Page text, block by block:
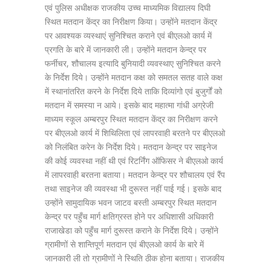
एवं पुलिस अधीक्षक राजकीय उच्च माध्यमिक विद्यालय दिघी
स्थित मतदान केंद्र का निरीक्षण किया। उन्होंने मतदान केंद्र
पर आवश्यक व्यस्थाएं सुनिश्चित कराने एवं बीएलओ कार्य में
प्रगति के बारे में जानकारी ली। उन्होंने मतदान केन्द्र पर
फर्नीचर, शौचालय इत्यादि बुनियादी व्यवस्थाए सुनिश्चित करने
के निर्देश दिये। उन्होंने मतदान कक्ष को समतल सतह वाले कक्ष
में स्थानांतरित करने के निर्देश दिये ताकि दिव्यांगो एवं बुजुर्गों को
मतदान में समस्या न आये। इसके बाद महात्मा गांधी अग्रेजी
माध्यम स्कूल अम्बरपुर स्थित मतदान केंद्र का निरीक्षण करने
पर बीएलओ कार्य में शिथिलिता एवं लापरवाही बरतने पर बीएलओ
को निलंबित करेन के निर्देश दिये। मतदान केन्द्र पर साइनेज
की कोई व्यवस्था नहीं थी एवं रिटर्निंग ऑफिसर ने बीएलओ कार्य
में लापरवाही बरतना बताया। मतदान केन्द्र पर शौचालय एवं रैंप
तथा साइनेज की व्यवस्था भी दुरूस्त नहीं पाई गई। इसके बाद
उन्होंने सामुदायिक भवन जाटव बस्ती अम्बरपुर स्थित मतदान
केन्द्र पर पहुँच मार्ग क्षतिग्रस्त होने पर अधिशासी अधिकारी
राजाखेडा को पहुँच मार्ग दुरूस्त कराने के निर्देश दिये। उन्होंने
ग्रामीणों से शान्तिपूर्ण मतदान एवं बीएलओ कार्य के बारे में
जानकारी ली तो ग्रामीणों ने स्थिति ठीक होना बताया। राजकीय